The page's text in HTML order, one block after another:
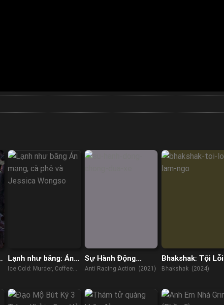
Lạnh như băng: Án
mạng, cà phê và
Ice Cold: Murder, Coffee
Sự Hành Động
Chống Đua Xe
Anti Racing Action (2021)
Bhakshak: Tội Lỗi
Làm Ngơ
Bhakshak (2024)